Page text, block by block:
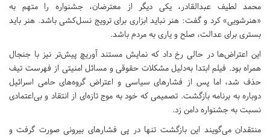
محمد لطیف عبدالقادر، یکی دیگر از معترضان، جشنواره را متهم به
«هنرشویی» کرد و گفت: هنر نباید ابزاری برای ترویج نسل‌کشی باشد. هنر باید
بستری برای عدالت، صلح و یاری به مردم باشد.
این اعتراض‌ها در حالی رخ داد که نمایش مستند آوریچ پیش‌تر نیز با جنجال
همراه بود. فیلم ابتدا به‌دلیل مشکلات حقوقی و مسائل امنیتی از فهرست تیف
حذف شد، اما پس از فشارهای سیاسی و اعتراض گروه‌های حامی اسرائیل
دوباره به برنامه بازگشت. تصمیمی که خود به موج تازه‌ای از انتقاد و بی‌اعتمادی
نسبت به جشنواره دامن زد.
منتقدان می‌گویند این بازگشت تنها در پی فشارهای بیرونی صورت گرفت و